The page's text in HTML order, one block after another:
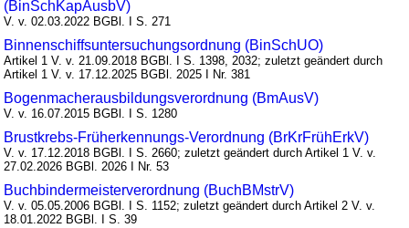
(BinSchKapAusbV)
V. v. 02.03.2022 BGBl. I S. 271
Binnenschiffsuntersuchungsordnung (BinSchUO)
Artikel 1 V. v. 21.09.2018 BGBl. I S. 1398, 2032; zuletzt geändert durch
Artikel 1 V. v. 17.12.2025 BGBl. 2025 I Nr. 381
Bogenmacherausbildungsverordnung (BmAusV)
V. v. 16.07.2015 BGBl. I S. 1280
Brustkrebs-Früherkennungs-Verordnung (BrKrFrühErkV)
V. v. 17.12.2018 BGBl. I S. 2660; zuletzt geändert durch Artikel 1 V. v.
27.02.2026 BGBl. 2026 I Nr. 53
Buchbindermeisterverordnung (BuchBMstrV)
V. v. 05.05.2006 BGBl. I S. 1152; zuletzt geändert durch Artikel 2 V. v.
18.01.2022 BGBl. I S. 39